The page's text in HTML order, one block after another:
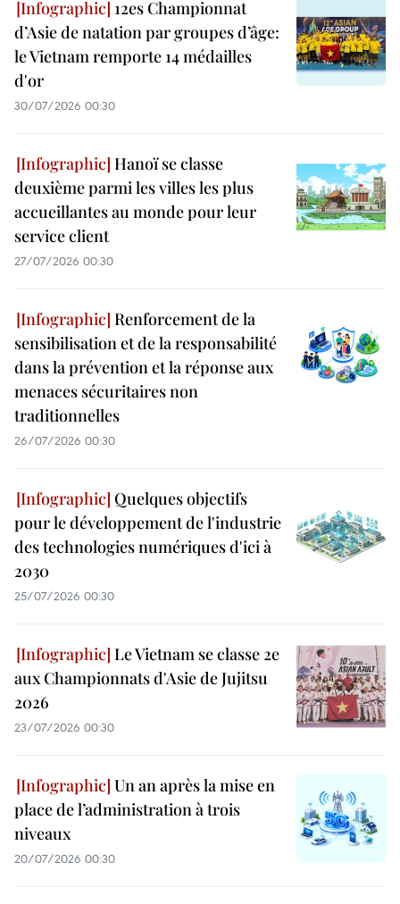
12es Championnat
d’Asie de natation par groupes d’âge:
le Vietnam remporte 14 médailles
d'or
30/07/2026 00:30
Hanoï se classe
deuxième parmi les villes les plus
accueillantes au monde pour leur
service client
27/07/2026 00:30
Renforcement de la
sensibilisation et de la responsabilité
dans la prévention et la réponse aux
menaces sécuritaires non
traditionnelles
26/07/2026 00:30
Quelques objectifs
pour le développement de l'industrie
des technologies numériques d'ici à
2030
25/07/2026 00:30
Le Vietnam se classe 2e
aux Championnats d'Asie de Jujitsu
2026
23/07/2026 00:30
Un an après la mise en
place de l’administration à trois
niveaux
20/07/2026 00:30